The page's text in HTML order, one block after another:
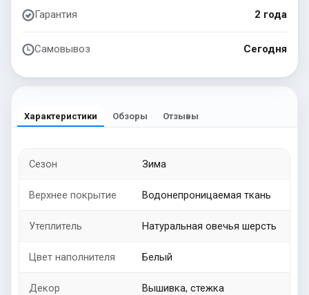
Гарантия 2 года
Самовывоз Сегодня
Характеристики Обзоры Отзывы
Сезон Зима
Верхнее покрытие Водонепроницаемая ткань
Утеплитель Натуральная овечья шерсть
Цвет наполнителя Белый
Декор Вышивка, стежка